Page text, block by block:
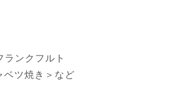
ランクフルト
ベツ焼き＞など